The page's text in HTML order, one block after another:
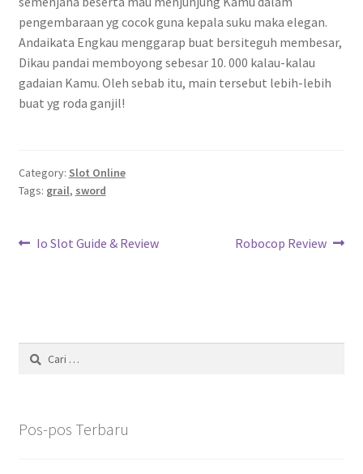
pengembaraan yg cocok guna kepala suku maka elegan.
Andaikata Engkau menggarap buat bersiteguh membesar,
Dikau pandai memboyong sebesar 10. 000 kalau-kalau
gadaian Kamu. Oleh sebab itu, main tersebut lebih-lebih
buat yg roda ganjil!
Category: Slot Online
Tags: grail, sword
Navigasi
Previous
Io Slot Guide & Review
Next
Robocop Review
Cari
untuk:
Pos-pos Terbaru